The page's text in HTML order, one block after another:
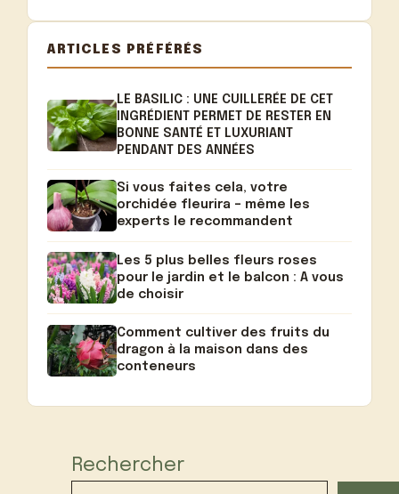
ARTICLES PRÉFÉRÉS
LE BASILIC : UNE CUILLERÉE DE CET
INGRÉDIENT PERMET DE RESTER EN
BONNE SANTÉ ET LUXURIANT
PENDANT DES ANNÉES
Si vous faites cela, votre
orchidée fleurira – même les
experts le recommandent
Les 5 plus belles fleurs roses
pour le jardin et le balcon : A vous
de choisir
Comment cultiver des fruits du
dragon à la maison dans des
conteneurs
Rechercher